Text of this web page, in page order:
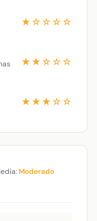
★☆☆☆☆
★★☆☆☆
★★★☆☆
Moderado